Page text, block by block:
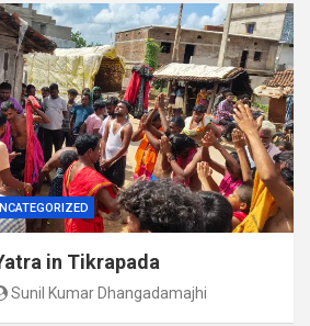
in Tikrapada
Sunil Kumar Dhangadamajhi